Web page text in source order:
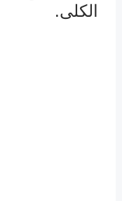
الكلى.